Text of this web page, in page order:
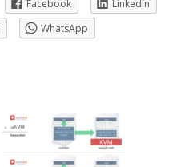
Facebook
LinkedIn
WhatsApp